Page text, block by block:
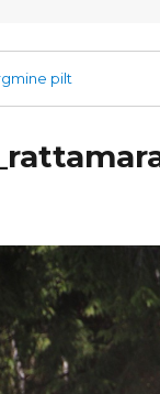
pilt